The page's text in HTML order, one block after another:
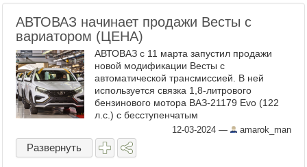
АВТОВАЗ начинает продажи Весты с
вариатором (ЦЕНА)
АВТОВАЗ с 11 марта запустил продажи
новой модификации Весты с
автоматической трансмиссией. В ней
используется связка 1,8-литрового
бензинового мотора ВАЗ-21179 Evo (122
л.с.) с бесступенчатым
вариатором. Новинку представили, как
самый доступный на российском рынке
легковой ...
12-03-2024 — amarok_man
Развернуть